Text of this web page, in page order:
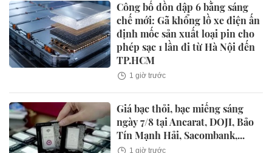
Công bố dồn dập 6 bằng sáng
chế mới: Gã khổng lồ xe điện ấn
định mốc sản xuất loại pin cho
phép sạc 1 lần đi từ Hà Nội đến
TP.HCM
1 giờ trước
Giá bạc thỏi, bạc miếng sáng
ngày 7/8 tại Ancarat, DOJI, Bảo
Tín Mạnh Hải, Sacombank,...
1 giờ trước